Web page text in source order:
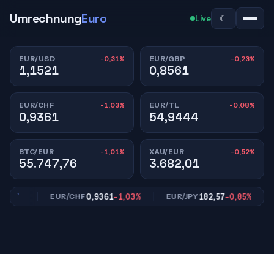
UmrechnungEuro Live ☾
EUR/USD -0,31%
1,1521
EUR/GBP -0,23%
0,8561
EUR/CHF -1,03%
0,9361
EUR/TL -0,08%
54,9444
BTC/EUR -1,01%
55.747,76
XAU/EUR -0,52%
3.682,01
EUR/CHF0,9361-1,03% EUR/JPY182,57-0,85%